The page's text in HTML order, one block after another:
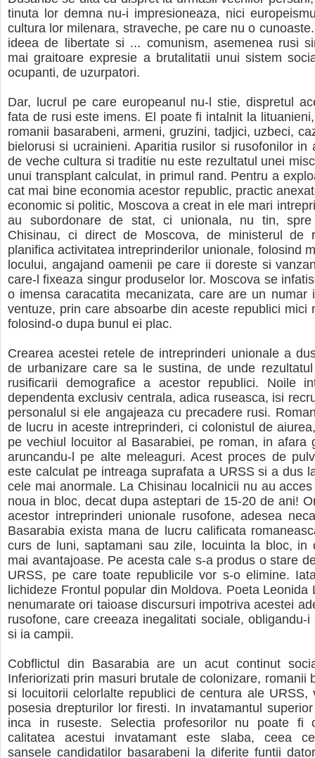
tinuta lor demna nu-i impresioneaza, nici
cultura lor milenara, straveche, pe care nu o
ideea de libertate si ... comunism, asemenea rusi
mai graitoare expresie a brutalitatii unui sistem
ocupanti, de uzurpatori.
Dar, lucrul pe care europeanul nu-l stie, dispretul
fata de rusi este imens. El poate fi intalnit la
romanii basarabeni, armeni, gruzini, tadjici, uzbeci,
bielorusi si ucrainieni. Aparitia rusilor si rusofonilor in
de veche cultura si traditie nu este rezultatul unei
unui transplant calculat, in primul rand. Pentru a
cat mai bine economia acestor republic, practic
economic si politic, Moscova a creat in ele mari
au subordonare de stat, ci unionala, nu tin,
Chisinau, ci direct de Moscova, de ministerul de
planifica activitatea intreprinderilor unionale, folosind
locului, angajand oamenii pe care ii doreste si
care-l fixeaza singur produselor lor. Moscova se
o imensa caracatita mecanizata, care are un numar
ventuze, prin care absoarbe din aceste republici mici
folosind-o dupa bunul ei plac.
Crearea acestei retele de intreprinderi unionale a
de urbanizare care sa le sustina, de unde
rusificarii demografice a acestor republici. Noile
dependenta exclusiv centrala, adica ruseasca, isi
personalul si ele angajeaza cu precadere rusi.
de lucru in aceste intreprinderi, ci colonistul de
pe vechiul locuitor al Basarabiei, pe roman, in afara
aruncandu-l pe alte meleaguri. Acest proces de
este calculat pe intreaga suprafata a URSS si a dus
cele mai anormale. La Chisinau localnicii nu au
noua in bloc, decat dupa asteptari de 15-20 de ani!
acestor intreprinderi unionale rusofone, adesea
Basarabia exista mana de lucru calificata
curs de luni, saptamani sau zile, locuinta la bloc, in
mai avantajoase. Pe acesta cale s-a produs o stare
URSS, pe care toate republicile vor s-o elimine.
lichideze Frontul popular din Moldova. Poeta Leonida
nenumarate ori taioase discursuri impotriva acestei
rusofone, care creeaza inegalitati sociale, obligandu-
si ia campii.
Cobflictul din Basarabia are un acut continut
Inferiorizati prin masuri brutale de colonizare, romanii
si locuitorii celorlalte republici de centura ale URSS,
posesia drepturilor lor firesti. In invatamantul
inca in ruseste. Selectia profesorilor nu poate fi
calitatea acestui invatamant este slaba, ceea
sansele candidatilor basarabeni la diferite funtii